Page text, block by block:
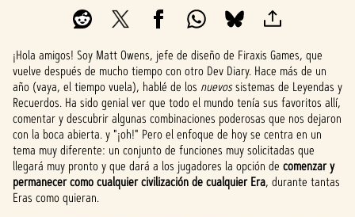
¡Hola amigos! Soy Matt Owens, jefe de diseño de Firaxis Games, que
vuelve después de mucho tiempo con otro Dev Diary. Hace más de un
año (vaya, el tiempo vuela), hablé de los nuevossistemas de Leyendas y
Recuerdos. Ha sido genial ver que todo el mundo tenía sus favoritos allí,
comentar y descubrir algunas combinaciones poderosas que nos dejaron
con la boca abierta. y "¡oh!" Pero el enfoque de hoy se centra en un
tema muy diferente: un conjunto de funciones muy solicitadas que
llegará muy pronto y que dará a los jugadores la opción de comenzar y
permanecer como cualquier civilización de cualquier Era, durante tantas
Eras como quieran.